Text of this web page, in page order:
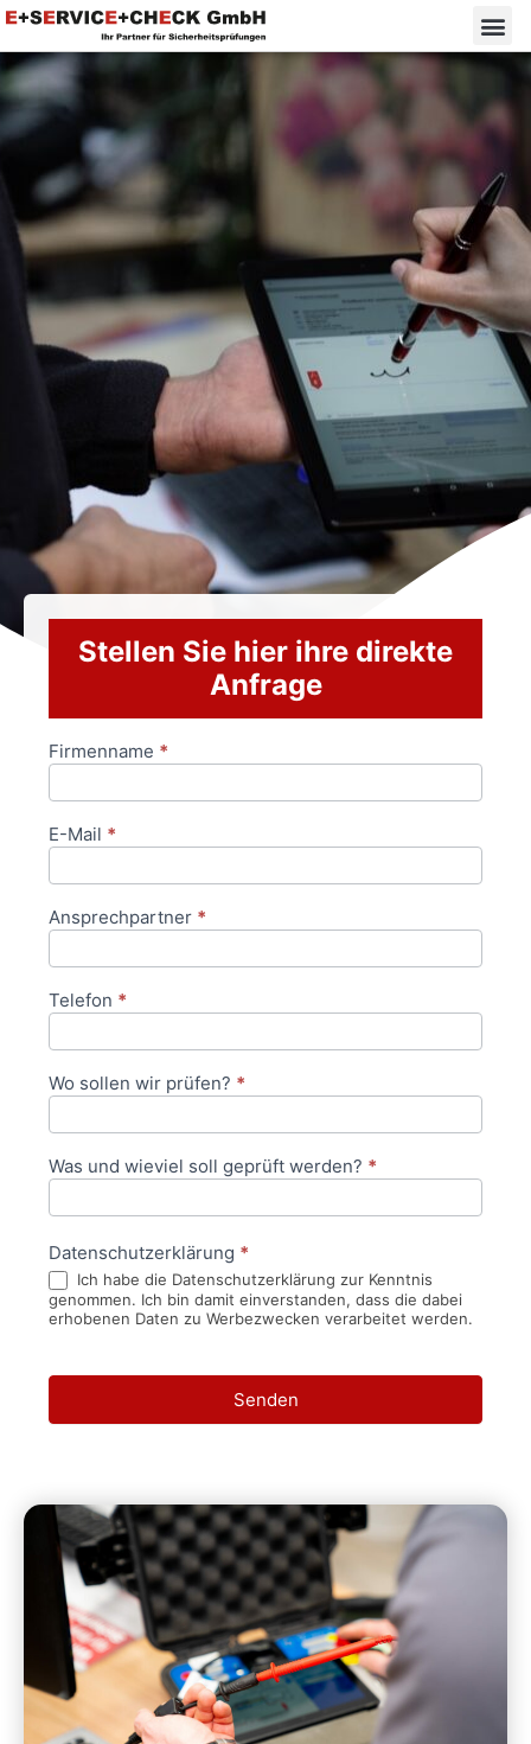
Stellen Sie hier ihre direkte
Anfrage
Anfrageformular
Firmenname *
E-Mail *
Ansprechpartner *
Telefon *
Wo sollen wir prüfen? *
Was und wieviel soll geprüft werden? *
Datenschutzerklärung *
Ich habe die Datenschutzerklärung zur Kenntnis
genommen. Ich bin damit einverstanden, dass die dabei
erhobenen Daten zu Werbezwecken verarbeitet werden.
Senden